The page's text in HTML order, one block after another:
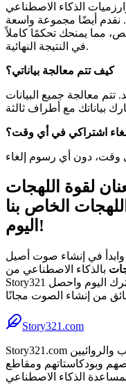
الذكاء الاصطناعي
نقدم أيضًا مجموعة واسعة
مما يمنحك تحكمًا كاملاً
في النتيجة النهائية.
كيف تتم معالجة بياناتي؟
معالجة جميع البيانات
اشتراكي في أي وقت؟
لقوة اللهجات
الخاص بنا
اليوم!
وابدأ في إنشاء صوت أصيل
بالذكاء الاصطناعي من
Story321 وافتح عالمًا من الإمكانيات الإبداعية. اشترك اليوم واحصل
Story321.com
Story321.com هو ذكاء اصطناعي لإنشاء القصص للكتاب والروائيين
وبودكاستاتهم ومقاطع